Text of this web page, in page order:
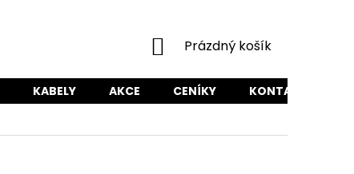
NÁKUPNÍ
Prázdný košík
KABELY AKCE CENÍKY KONTAKTY